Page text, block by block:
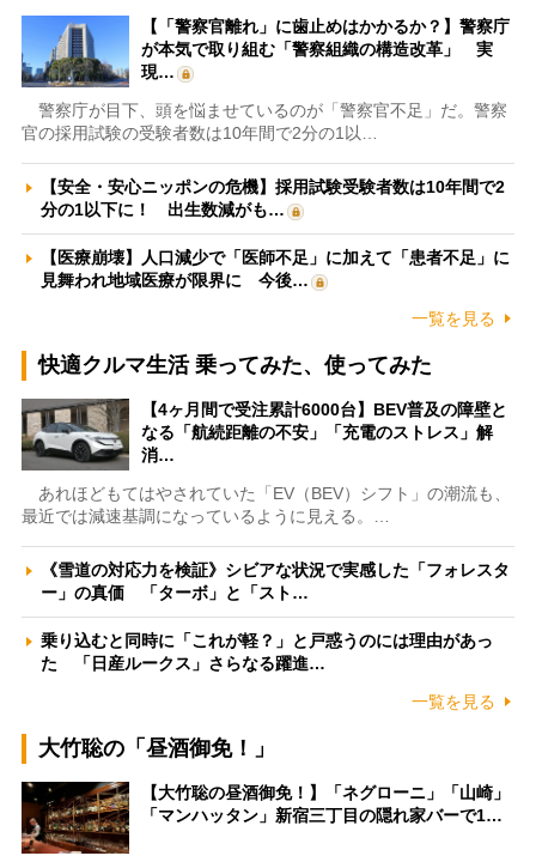
【「警察官離れ」に歯止めはかかるか？】警察庁
が本気で取り組む「警察組織の構造改革」 実
現…
警察庁が目下、頭を悩ませているのが「警察官不足」だ。警察
官の採用試験の受験者数は10年間で2分の1以…
【安全・安心ニッポンの危機】採用試験受験者数は10年間で2
分の1以下に！ 出生数減がも…
【医療崩壊】人口減少で「医師不足」に加えて「患者不足」に
見舞われ地域医療が限界に 今後…
一覧を見る
快適クルマ生活 乗ってみた、使ってみた
【4ヶ月間で受注累計6000台】BEV普及の障壁と
なる「航続距離の不安」「充電のストレス」解
消…
あれほどもてはやされていた「EV（BEV）シフト」の潮流も、
最近では減速基調になっているように見える。…
《雪道の対応力を検証》シビアな状況で実感した「フォレスタ
ー」の真価 「ターボ」と「スト…
乗り込むと同時に「これが軽？」と戸惑うのには理由があっ
た 「日産ルークス」さらなる躍進…
一覧を見る
大竹聡の「昼酒御免！」
【大竹聡の昼酒御免！】「ネグローニ」「山崎」
「マンハッタン」新宿三丁目の隠れ家バーで1…